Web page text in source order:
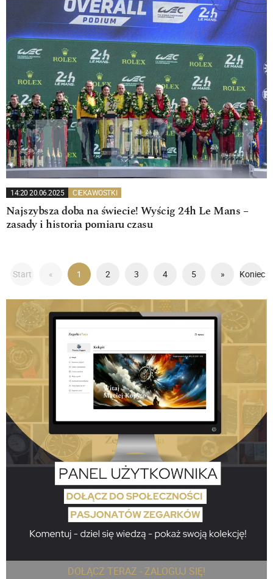
14:20 20.06.2025 CIEKAWOSTKI
Najszybsza doba na świecie! Wyścig 24h Le Mans –
zasady i historia pomiaru czasu
Start « 1 2 3 4 5 » Koniec
DOŁĄCZ TERAZ - ZALOGUJ SIĘ!